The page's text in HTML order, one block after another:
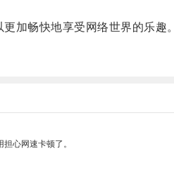
加畅快地享受网络世界的乐趣。
心网速卡顿了。